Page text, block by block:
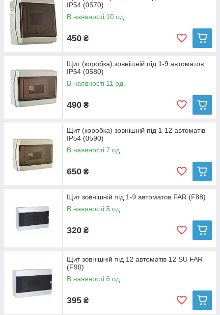
IP54 (0570)
В наявності 10 од.
450 ₴
Щит (коробка) зовнішній під 1-9 автоматов
IP54 (0580)
В наявності 11 од.
490 ₴
Щит (коробка) зовнішній під 1-12 автоматів
IP54 (0590)
В наявності 7 од.
650 ₴
Щит зовнішній під 1-9 автоматов FAR (F88)
В наявності 5 од.
320 ₴
Щит зовнішній під 12 автоматів 12 SU FAR
(F90)
В наявності 6 од.
395 ₴